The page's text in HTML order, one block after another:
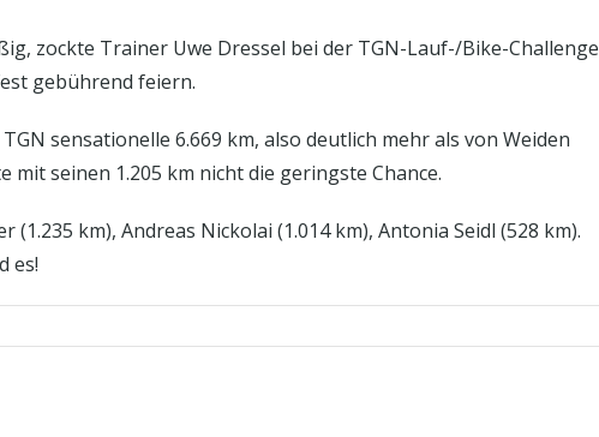
zockte Trainer Uwe Dressel bei der TGN-Lauf-/Bike-Challenge
gebührend feiern.
sensationelle 6.669 km, also deutlich mehr als von Weiden
mit seinen 1.205 km nicht die geringste Chance.
km), Andreas Nickolai (1.014 km), Antonia Seidl (528 km).
es!